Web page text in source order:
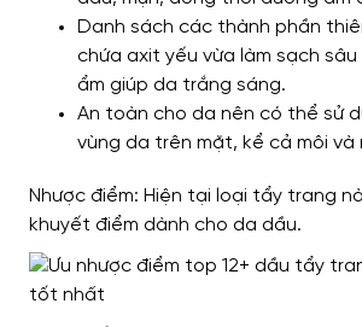
Danh sách các thành phần
chứa axit yếu vừa làm sạch
ẩm giúp da trắng sáng.
An toàn cho da nên có thể sử
vùng da trên mặt, kể cả môi và
Nhược điểm: Hiện tại loại tẩy trang
khuyết điểm dành cho da dầu.